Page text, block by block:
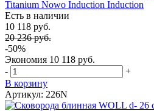
Titanium Nowo Induction Induction
Есть в наличии
10 118 руб.
20 236 руб.
-50%
Экономия 10 118 руб.
-
+
В корзину
Артикул: 226N